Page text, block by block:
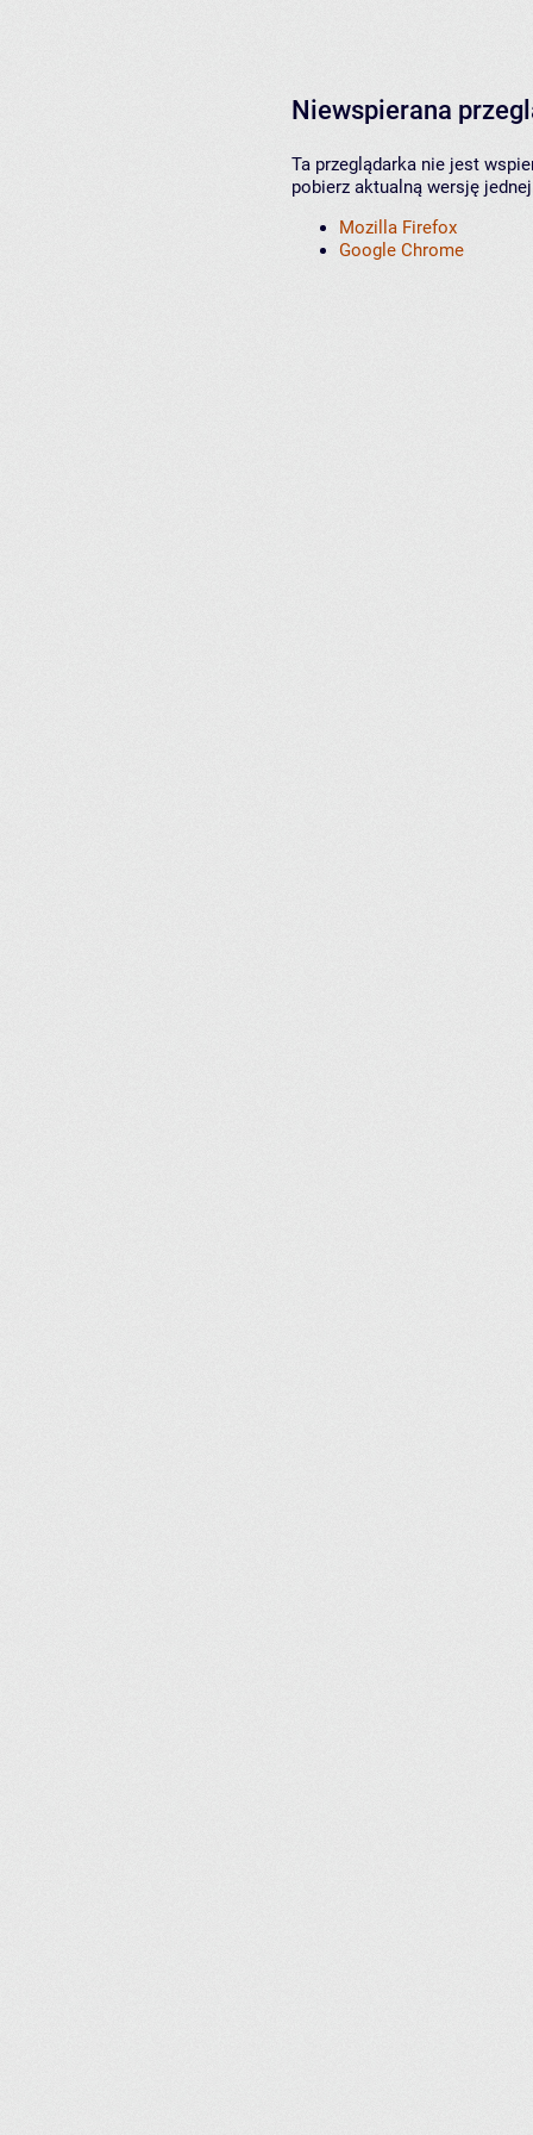
Niewspierana
Ta przeglądarka nie jest
pobierz aktualną wersję
Mozilla Firefox
Google Chrome